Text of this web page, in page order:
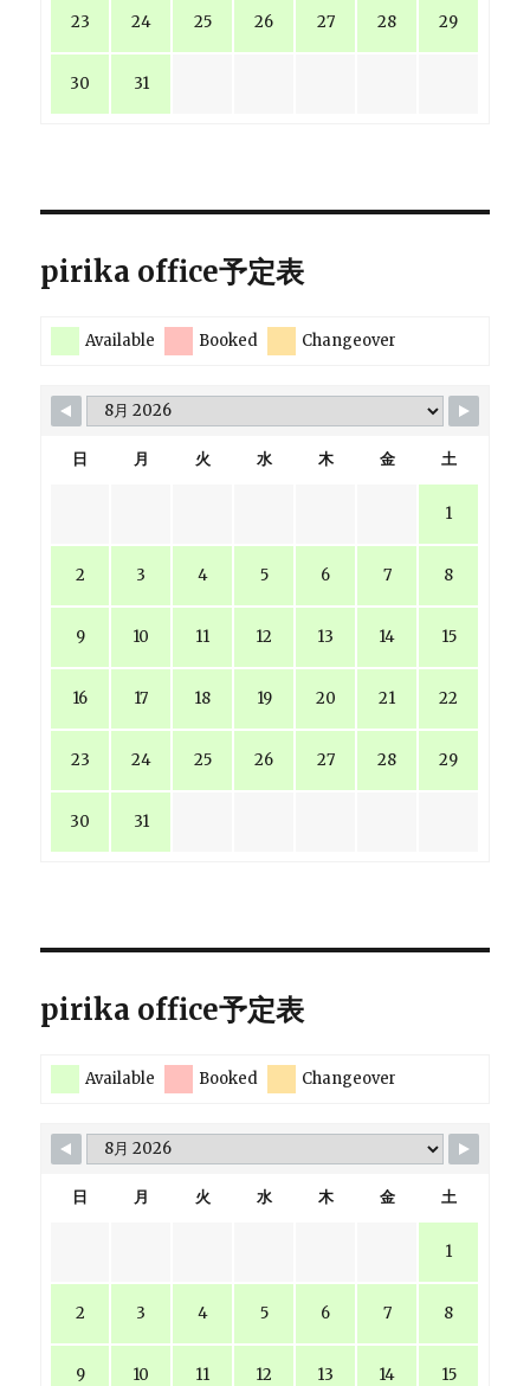
23 24 25 26 27 28 29
30 31
pirika office予定表
Available Booked Changeover
日 月 火 水 木 金 土
1
2 3 4 5 6 7 8
9 10 11 12 13 14 15
16 17 18 19 20 21 22
23 24 25 26 27 28 29
30 31
pirika office予定表
Available Booked Changeover
日 月 火 水 木 金 土
1
2 3 4 5 6 7 8
9 10 11 12 13 14 15